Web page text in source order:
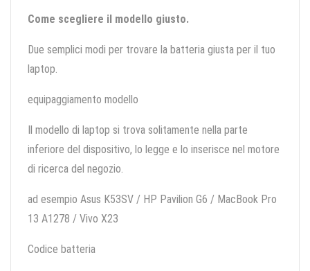
Come scegliere il modello giusto.
Due semplici modi per trovare la batteria giusta per il tuo
laptop.
equipaggiamento modello
Il modello di laptop si trova solitamente nella parte
inferiore del dispositivo, lo legge e lo inserisce nel motore
di ricerca del negozio.
ad esempio Asus K53SV / HP Pavilion G6 / MacBook Pro
13 A1278 / Vivo X23
Codice batteria